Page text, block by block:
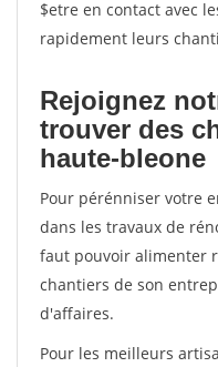
$etre en contact avec
rapidement leurs
Rejoignez
trouver des
haute-bleone
Pour pérénniser votre
dans les travaux de
faut pouvoir alimenter
chantiers de son
d'affaires.
Pour les meilleurs